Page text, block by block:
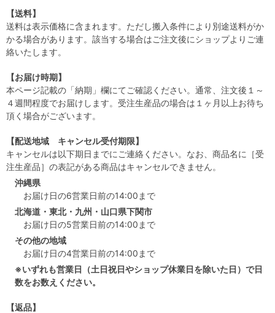
【送料】
送料は表示価格に含まれます。ただし搬入条件により別途送料がか
かる場合があります。該当する場合はご注文後にショップよりご連
絡いたします。
【お届け時期】
本ページ記載の「納期」欄にてご確認ください。通常、注文後１～
４週間程度でお届けします。受注生産品の場合は１ヶ月以上お待ち
頂く場合がございます。
【配送地域 キャンセル受付期限】
キャンセルは以下期日までにご連絡ください。なお、商品名に［受
注生産品］の表記がある商品はキャンセルできません。
沖縄県
お届け日の6営業日前の14:00まで
北海道・東北・九州・山口県下関市
お届け日の5営業日前の14:00まで
その他の地域
お届け日の4営業日前の14:00まで
※いずれも営業日（土日祝日やショップ休業日を除いた日）で日
数をお数えください。
【返品】